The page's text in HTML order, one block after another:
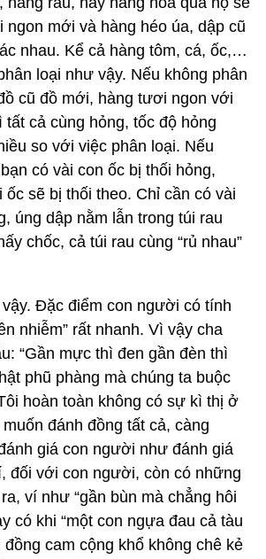
ngon mới và hàng héo úa, dập cũ
nhau. Kể cả hàng tôm, cá, ốc,…
loại như vậy. Nếu không phân
cũ đồ mới, hàng tươi ngon với
tất cả cùng hỏng, tốc độ hỏng
so với việc phân loại. Nếu
có vài con ốc bị thối hỏng,
ốc sẽ bị thối theo. Chỉ cần có vài
úng dập nằm lẫn trong túi rau
chốc, cả túi rau cùng “rủ nhau”
Đặc điểm con người có tính
nhiễm” rất nhanh. Vì vậy cha
“Gần mực thì đen gần đèn thì
phũ phàng mà chúng ta buộc
hoàn toàn không có sự kì thị ở
đánh đồng tất cả, càng
giá con người như đánh giá
đối với con người, còn có những
ví như “gần bùn mà chẳng hôi
có khi “một con ngựa đau cả tàu
đồng cam cộng khổ không chê kẻ